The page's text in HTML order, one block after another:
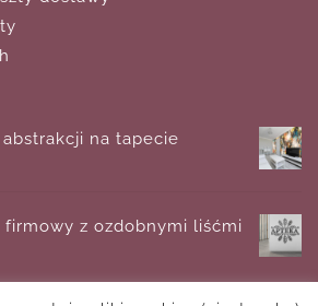
na tapecie
firmowy z ozdobnymi liśćmi